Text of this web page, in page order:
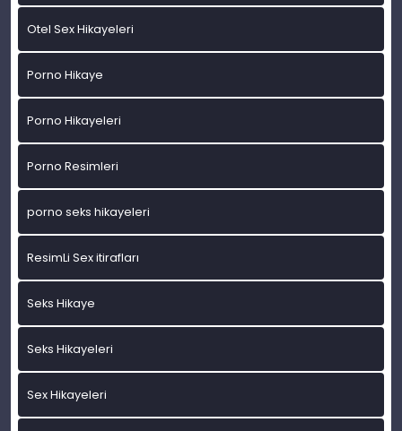
Otel Sex Hikayeleri
Porno Hikaye
Porno Hikayeleri
Porno Resimleri
porno seks hikayeleri
ResimLi Sex itirafları
Seks Hikaye
Seks Hikayeleri
Sex Hikayeleri